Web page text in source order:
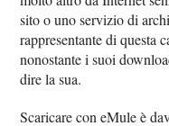
sito o uno servizio di
rappresentante di questa
nonostante i suoi
dire la sua.
Scaricare con eMule è